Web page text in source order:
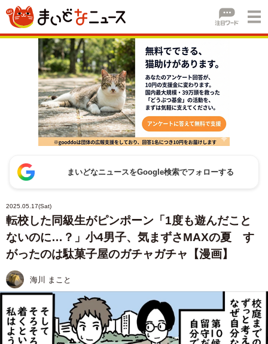
まいどなニュースをGoogle検索でフォローする
2025.05.17(Sat)
転校した同級生がピンポーン「1度も遊んだこと
ないのに…？」小4男子、気まずさMAXの夏 す
がったのは駄菓子屋のガチャガチャ【漫画】
海川 まこと